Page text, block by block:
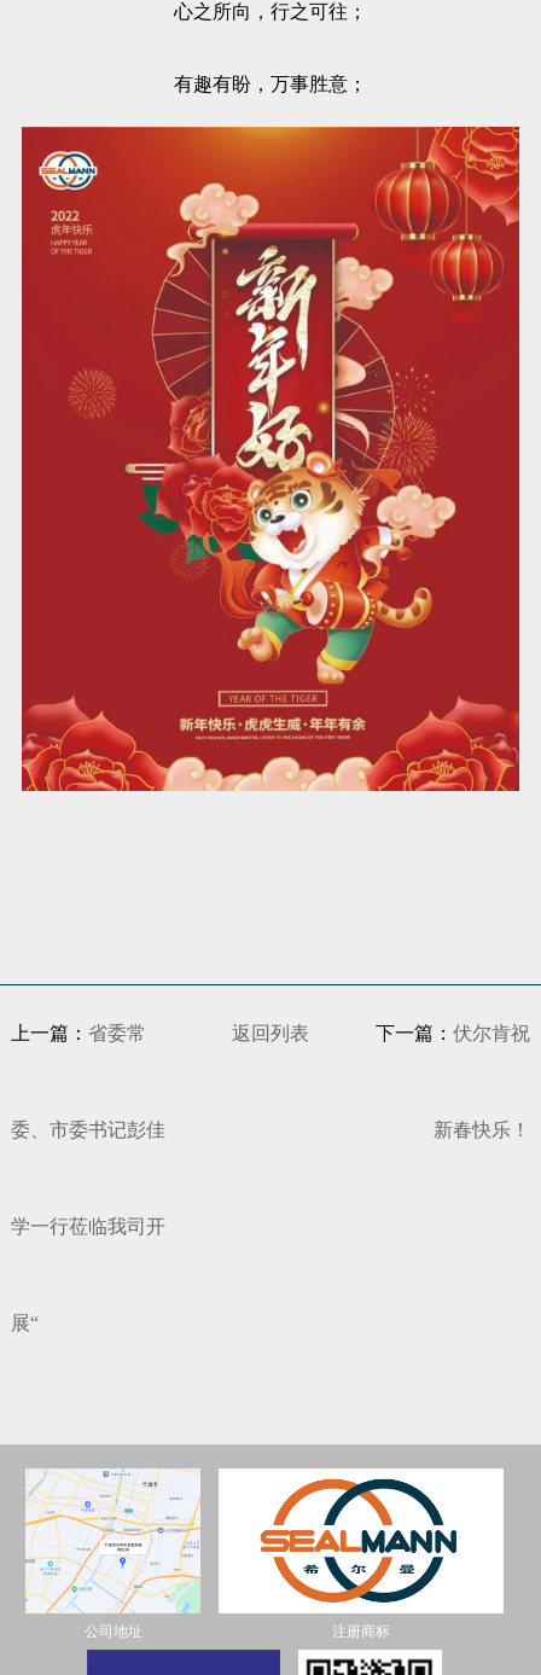
心之所向，行之可往；
有趣有盼，万事胜意；
上一篇： 省委常
委、市委书记彭佳
学一行莅临我司开
展“
返回列表 下一篇： 伏尔肯祝
新春快乐！
公司地址 注册商标